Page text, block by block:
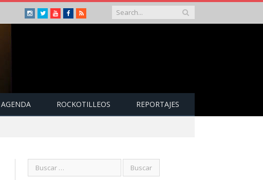
Instagram
TwitterYoutubeFacebook
RSS
AGENDA ROCKOTILLEOS REPORTAJES